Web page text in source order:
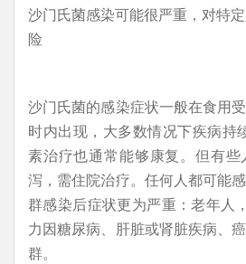
沙门氏菌感染可能很严重，对特
险
沙门氏菌的感染症状一般在食用
时内出现，大多数情况下疾病持
素治疗也通常能够康复。但有
泻，需住院治疗。任何人都可能
群感染后症状更为严重：老年人
力因糖尿病、肝脏或肾脏疾病、
群。